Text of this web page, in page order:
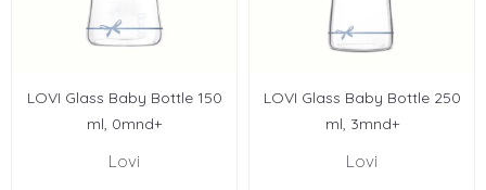
LOVI Glass Baby Bottle 150
ml, 0mnd+
Lovi
LOVI Glass Baby Bottle 250
ml, 3mnd+
Lovi